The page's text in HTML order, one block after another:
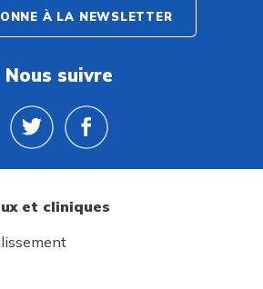
À LA NEWSLETTER
Nous suivre
et cliniques